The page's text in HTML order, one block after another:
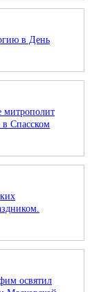
в День
митрополит
Спасском
освятил